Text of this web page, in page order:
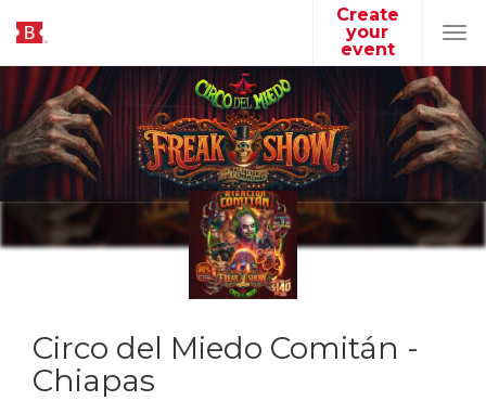
Create
your
event
Circo del Miedo Comitán -
Chiapas